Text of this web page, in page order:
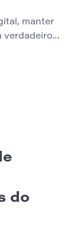
manter
verdadeiro
Mas a
do